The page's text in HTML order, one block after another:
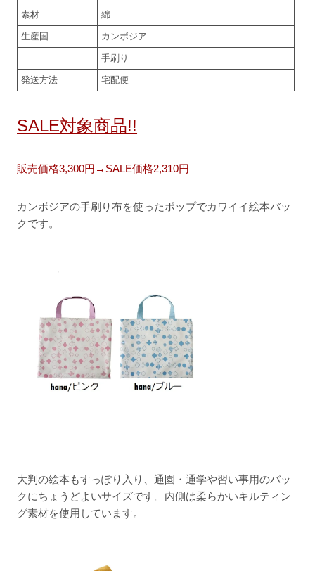
素材 綿
生産国 カンボジア
手刷り
発送方法 宅配便
SALE対象商品!!
販売価格3,300円→SALE価格2,310円
カンボジアの手刷り布を使ったポップでカワイイ絵本バッ
クです。
大判の絵本もすっぽり入り、通園・通学や習い事用のバッ
クにちょうどよいサイズです。内側は柔らかいキルティン
グ素材を使用しています。